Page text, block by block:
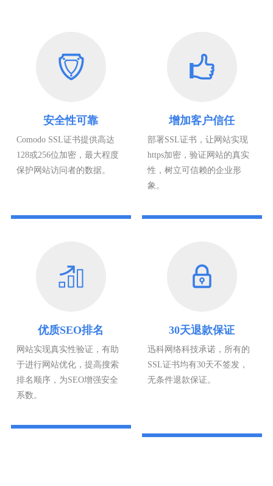
安全性可靠
Comodo SSL证书提供高达
128或256位加密，最大程度
保护网站访问者的数据。
增加客户信任
部署SSL证书，让网站实现
https加密，验证网站的真实
性，树立可信赖的企业形
象。
优质SEO排名
网站实现真实性验证，有助
于进行网站优化，提高搜索
排名顺序，为SEO增强安全
系数。
30天退款保证
迅科网络科技承诺，所有的
SSL证书均有30天不签发，
无条件退款保证。